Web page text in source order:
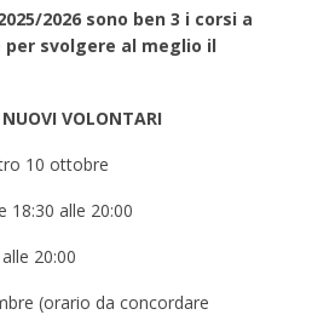
2026 sono ben 3 i corsi a
svolgere al meglio il
NUOVI VOLONTARI
10 ottobre
18:30 alle 20:00
20:00
(orario da concordare